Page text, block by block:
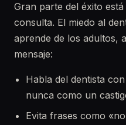
Gran parte del éxito
consulta. El miedo al
aprende de los adultos,
mensaje:
Habla del dentista
nunca como un
Evita frases como